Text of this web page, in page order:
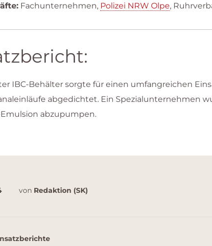
Fachunternehmen, Polizei NRW Olpe,
IBC-Behälter sorgte für einen umfangreichen
abgedichtet. Ein Spezialunternehmen
Emulsion abzupumpen.
von Redaktion (SK)